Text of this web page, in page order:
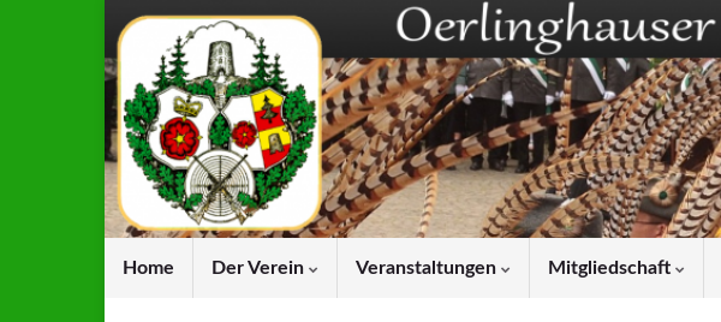
Home Der Verein Veranstaltungen Mitgliedschaft